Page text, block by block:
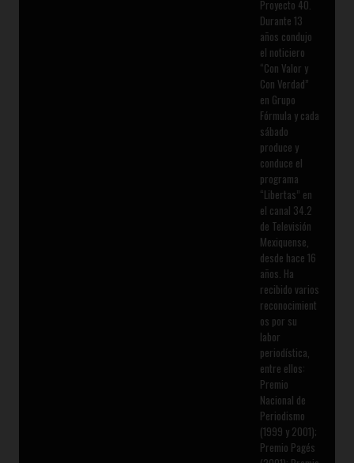
Proyecto 40.
Durante 13
años condujo
el noticiero
“Con Valor y
Con Verdad”
en Grupo
Fórmula y cada
sábado
produce y
conduce el
programa
“Libertas” en
el canal 34.2
de Televisión
Mexiquense,
desde hace 16
años. Ha
recibido varios
reconocimient
os por su
labor
periodística,
entre ellos:
Premio
Nacional de
Periodismo
(1999 y 2001);
Premio Pagés